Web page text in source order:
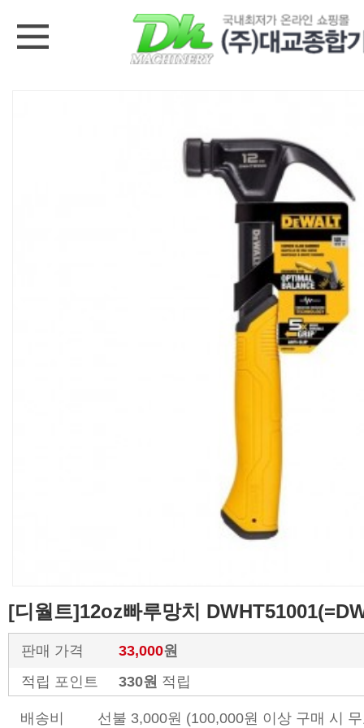
[디월트]12oz빠루망치
판매 가격 33,000원
적립 포인트
330원 적립
배송비
선불 3,000원 (100,000원 이상 구매 시